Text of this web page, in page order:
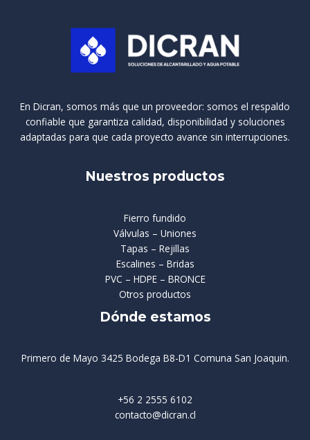
En Dicran, somos más que un proveedor: somos el respaldo
confiable que garantiza calidad, disponibilidad y soluciones
adaptadas para que cada proyecto avance sin interrupciones.
Nuestros productos
Fierro fundido
Válvulas – Uniones
Tapas – Rejillas
Escalines – Bridas
PVC – HDPE – BRONCE
Otros productos
Dónde estamos
Primero de Mayo 3425 Bodega B8-D1 Comuna San Joaquin.
+56 2 2555 6102
contacto@dicran.cl